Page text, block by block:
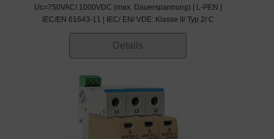
Uc=750VAC/ 1000VDC (max. Dauerspannung) | L-PEN |
IEC/EN 61643-11 | IEC/ EN/ VDE: Klasse II/ Typ 2/ C
Details